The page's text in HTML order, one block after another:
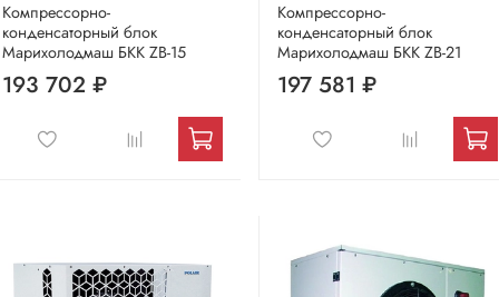
Компрессорно-
конденсаторный блок
Марихолодмаш БКК ZB-15
193 702 ₽
Компрессорно-
конденсаторный блок
Марихолодмаш БКК ZB-21
197 581 ₽